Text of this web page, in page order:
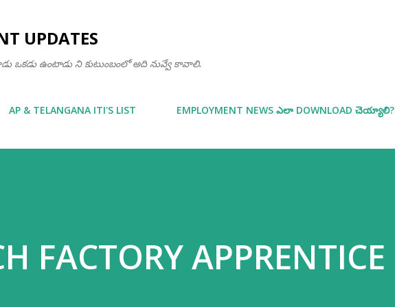
UPDATES
ఒకడు ఉంటాడు ని కుటుంబంలో అది నువ్వే కావాలి.
AP & TELANGANA ITI'S LIST EMPLOYMENT NEWS ఎలా DOWNLOAD చెయ్యాలి?
FACTORY APPRENTICE